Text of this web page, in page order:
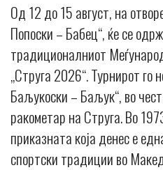
Од 12 до 15 август, на
Попоски – Бабец“, ќе се
традиционалниот
„Струга 2026“. Турнирот го
Баљукоски – Баљук“, во
ракометар на Струга. Во
приказната која денес е
спортски традиции во